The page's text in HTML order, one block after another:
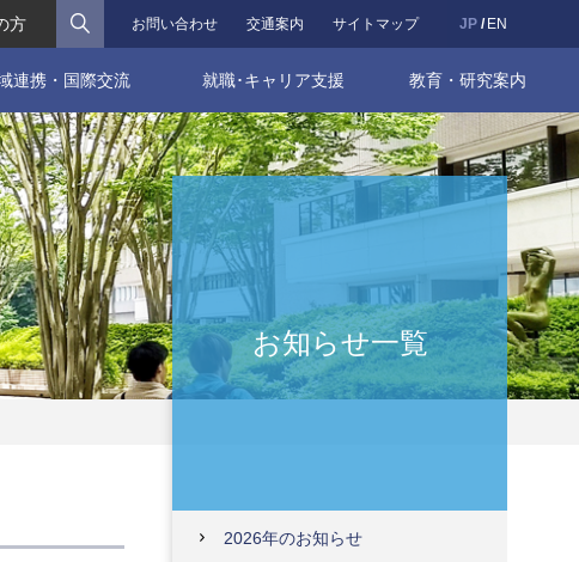
JP EN
お問い合わせ 交通案内 サイトマップ
方 検索
連携・国際交流 就職･キャリア支援 教育・研究案内
お知らせ一覧
2026年のお知らせ